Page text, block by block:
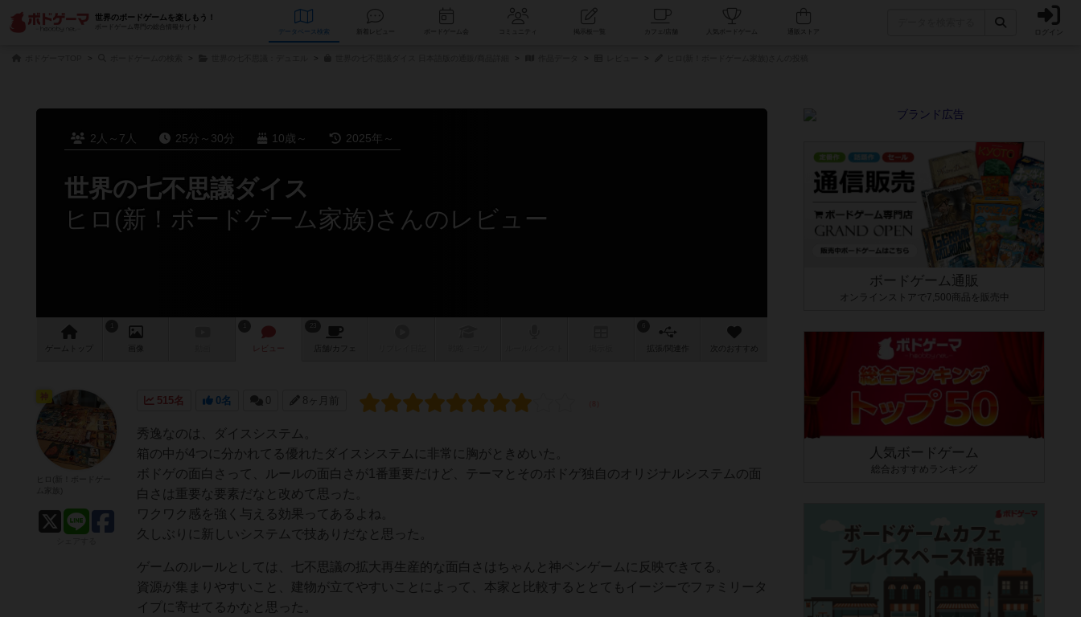
世界のボードゲームを楽しもう！
ボードゲーム専門の総合情報サイト
データベース コミュニティ 人気ボードゲーム ログイン
2人～7人 25分～30分 10歳～ 2025年～
世界の七不思議ダイス
ヒロ(新！ボードゲーム家族)さんのレビュー
ゲーム 画像 レビュー 店舗/ カフェ 作 次のおすすめ
515名 0名 0 8ヶ月前
秀逸なのは、ダイスシステム。
箱の中が4つに分かれてる優れたダイスシステムに非常に胸がときめいた。
ボドゲの面白さって、ルールの面白さが1番重要だけど、テーマとそのボドゲ独自のオリジナルシステムの面
白さは重要な要素だなと改めて思った。
ワクワク感を強く与える効果ってあるよね。
久しぶりに新しいシステムで技ありだなと思った。
ゲームのルールとしては、七不思議の拡大再生産的な面白さはちゃんと神ペンゲームに反映できてる。
資源が集まりやすいこと、建物が立てやすいことによって、本家と比較するととてもイージーでファミリータ
イプに寄せてるかなと思った。
ボードゲーム通販
オンラインストアで7,500商品を販売中
人気ボードゲーム
総合おすすめランキング